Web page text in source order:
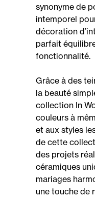
synonyme de
intemporel
décoration
parfait
fonctionnalité.
Grâce à des
la beauté
collection In
couleurs à
et aux styles
de cette
des projets
céramiques
mariages
une touche de